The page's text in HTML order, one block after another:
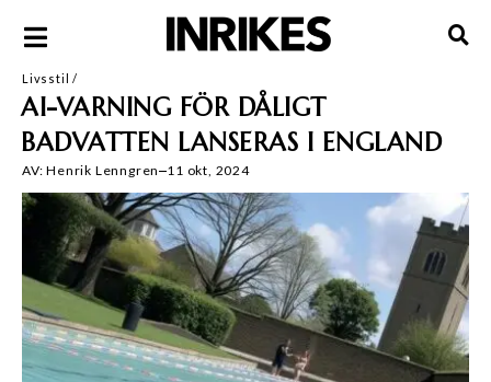
Livsstil /
AI-VARNING FÖR DÅLIGT
BADVATTEN LANSERAS I ENGLAND
AV: Henrik Lenngren 11 okt, 2024